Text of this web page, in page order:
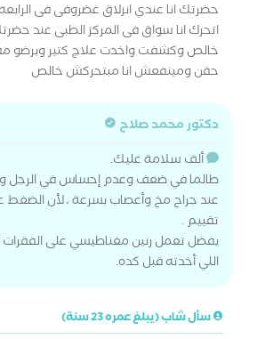
حضرتك انا عندي انزلاق غضروفى فى
اتحرك انا سواق فى المركز الطبى عند
خالص وكشفت واخدت علاج كتير
حقن ومينفعش انا مبتحركش خالص
دكتور محمد صلاح
ألف سلامة عليك.
طالما في ضعف وعدم إحساس في الرجل
عند جراح مخ وأعصاب بسرعة ، لأن
تقييم .
يفضل تعمل رنين مغناطيسي على الفقرات
اللي أخدته قبل كده.
سأل شاب (يبلغ عمره 23 سنة)